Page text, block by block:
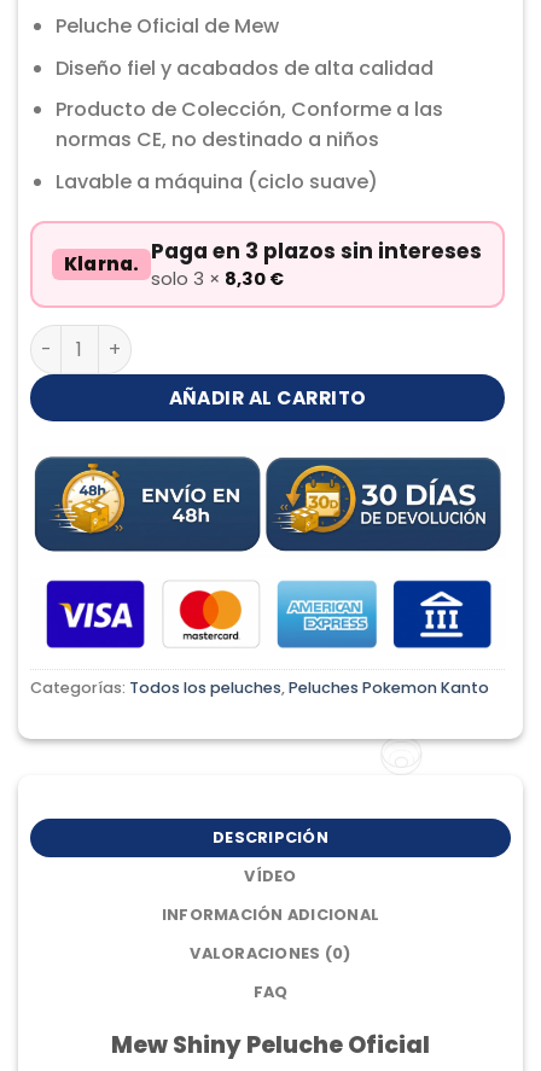
Peluche Oficial de Mew
Diseño fiel y acabados de alta calidad
Producto de Colección, Conforme a las
normas CE, no destinado a niños
Lavable a máquina (ciclo suave)
Klarna. Paga en 3 plazos sin intereses
solo 3 × 8,30 €
Mew Shiny Peluche cantidad
AÑADIR AL CARRITO
Categorías: Todos los peluches,Peluches Pokemon Kanto
DESCRIPCIÓN
VÍDEO
INFORMACIÓN ADICIONAL
VALORACIONES (0)
FAQ
Mew Shiny Peluche Oficial